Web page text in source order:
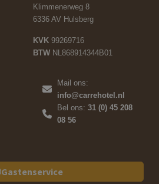
Klimmenerweg 8
6336 AV Hulsberg
KVK 99269716
BTW NL868914344B01
Mail ons:
info@carrehotel.nl
Bel ons: 31 (0) 45 208
08 56
Gastenservice